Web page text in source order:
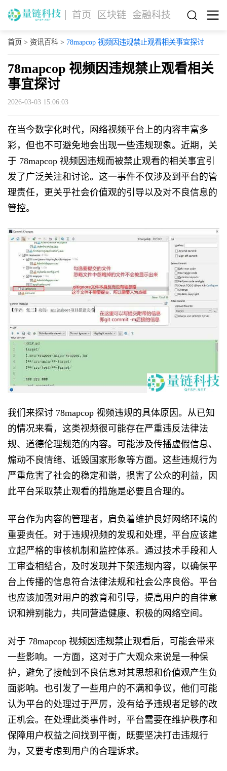
首页 区块链 金融科技
首页 > 资讯百科> 78mapcop 视频因违规禁止观看相关事宜探讨
78mapcop 视频因违规禁止观看相关
事宜探讨
2026-03-03 15:06:03
在当今数字化时代，网络视频平台上的内容丰富多
彩，但也不可避免地会出现一些违规现象。近期，关
于 78mapcop 视频因违规而被禁止观看的相关事宜引
发了广泛关注和讨论。这一事件不仅涉及到平台的管
理责任，更关乎社会价值观的引导以及对不良信息的
管控。
我们来探讨 78mapcop 视频违规的具体原因。从已知
的情况来看，这类视频很可能存在严重违反法律法
规、道德伦理规范的内容。可能涉及传播虚假信息、
煽动不良情绪、诋毁国家形象等方面。这些违规行为
严重危害了社会的稳定和谐，损害了公众的利益，因
此平台采取禁止观看的措施是必要且合理的。
平台作为内容的管理者，肩负着维护良好网络环境的
重要责任。对于违规视频的发现和处理，平台应该建
立起严格的审核机制和监控体系。通过技术手段和人
工审查相结合，及时发现并下架违规内容，以确保平
台上传播的信息符合法律法规和社会公序良俗。平台
也应该加强对用户的教育和引导，提高用户的自律意
识和辨别能力，共同营造健康、积极的网络空间。
对于 78mapcop 视频因违规禁止观看后，可能会带来
一些影响。一方面，这对于广大观众来说是一种保
护，避免了接触到不良信息对其思想和价值观产生负
面影响。也引发了一些用户的不满和争议，他们可能
认为平台的处理过于严厉，没有给予违规者足够的改
正机会。在处理此类事件时，平台需要在维护秩序和
保障用户权益之间找到平衡，既要坚决打击违规行
为，又要考虑到用户的合理诉求。